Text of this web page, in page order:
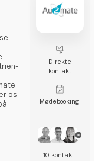
os
Direkte
kontakt
Møde­booking
10 kontakt­